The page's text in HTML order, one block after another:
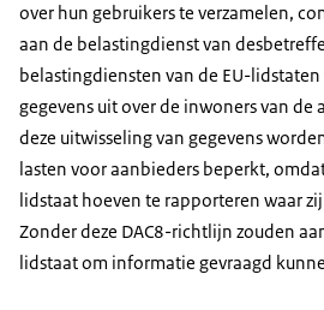
over hun gebruikers te verzamelen,
aan de belastingdienst van
belastingdiensten van de EU-
gegevens uit over de inwoners van de
deze uitwisseling van gegevens
lasten voor aanbieders beperkt,
lidstaat hoeven te rapporteren waar
Zonder deze DAC8-richtlijn zouden
lidstaat om informatie gevraagd